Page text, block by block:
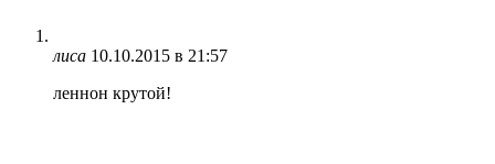
лиса 10.10.2015 в 21:57
леннон крутой!